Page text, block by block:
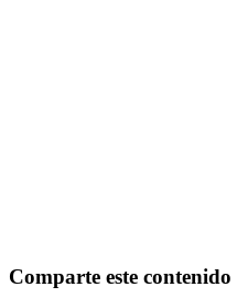
Comparte este contenido